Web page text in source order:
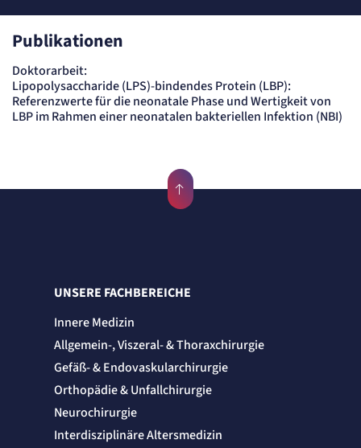
Publikationen
Doktorarbeit:
Lipopolysaccharide (LPS)-bindendes Protein (LBP):
Referenzwerte für die neonatale Phase und Wertigkeit von
LBP im Rahmen einer neonatalen bakteriellen Infektion (NBI)
UNSERE FACHBEREICHE
Innere Medizin
Allgemein-, Viszeral- & Thoraxchirurgie
Gefäß- & Endovaskularchirurgie
Orthopädie & Unfallchirurgie
Neurochirurgie
Interdisziplinäre Altersmedizin
Zweck:
angezeigt bekommt.
Matelso Telefontracking
Zweck:
Registriert den initialen Einstiegspunkt des Nutzers auf unserer Webseite.
Name:
Anbieter:
etracker GmbH
Cookie Erkennung
Cookie Laufzeit:
2 Jahre
etracker Analytics